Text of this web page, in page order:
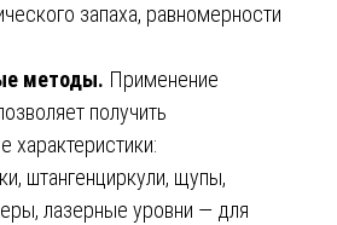
запаха, равномерности
методы. Применение
получить
характеристики:
штангенциркули, щупы,
лазерные уровни — для